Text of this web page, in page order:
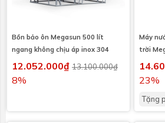
Bồn bảo ôn Megasun 500 lít
ngang không chịu áp inox 304
12.052.000₫ 13.100.000₫
8%
Máy
trời
I316
23%
Tặng